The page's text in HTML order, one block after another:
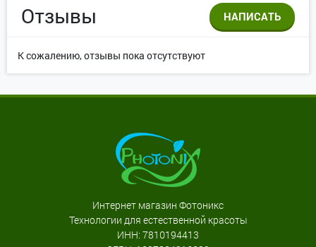
Отзывы НАПИСАТЬ
К сожалению, отзывы пока отсутствуют
Интернет магазин Фотоникс
Технологии для естественной красоты
ИНН: 7810194413